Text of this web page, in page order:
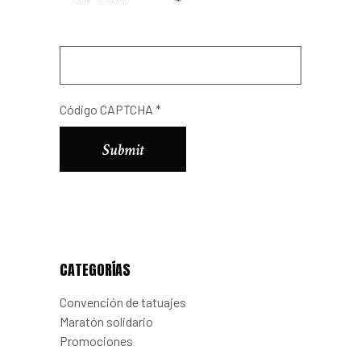
Código CAPTCHA *
CATEGORÍAS
Convención de tatuajes
Maratón solidario
Promociones